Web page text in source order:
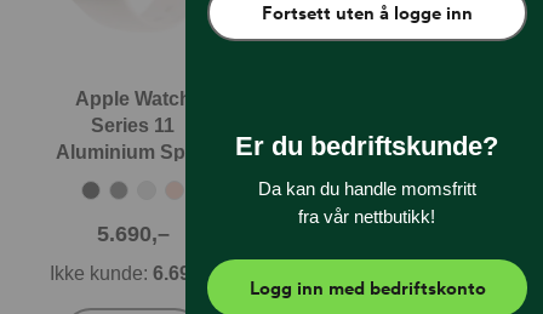
Apple Watch
Series 11
Aluminium Sport
Band
5.690,–
Ikke kunde: 6.690,–
Milanese Loop
Fortsett uten å logge inn
Er du bedriftskunde?
Da kan du handle momsfritt
fra vår nettbutikk!
Logg inn med bedriftskonto